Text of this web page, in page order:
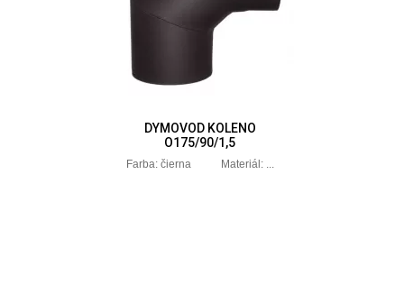
DYMOVOD KOLENO
O175/90/1,5
Farba: čierna Materiál: ...